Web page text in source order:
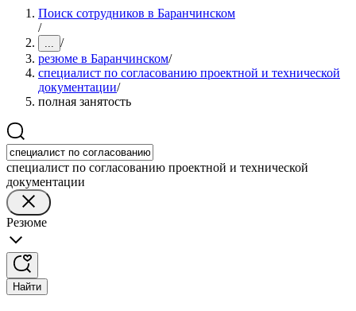
Поиск сотрудников в Баранчинском
/
... /
резюме в Баранчинском/
специалист по согласованию проектной и технической
документации/
полная занятость
специалист по согласованию проектной и технической
документации
Резюме
Найти